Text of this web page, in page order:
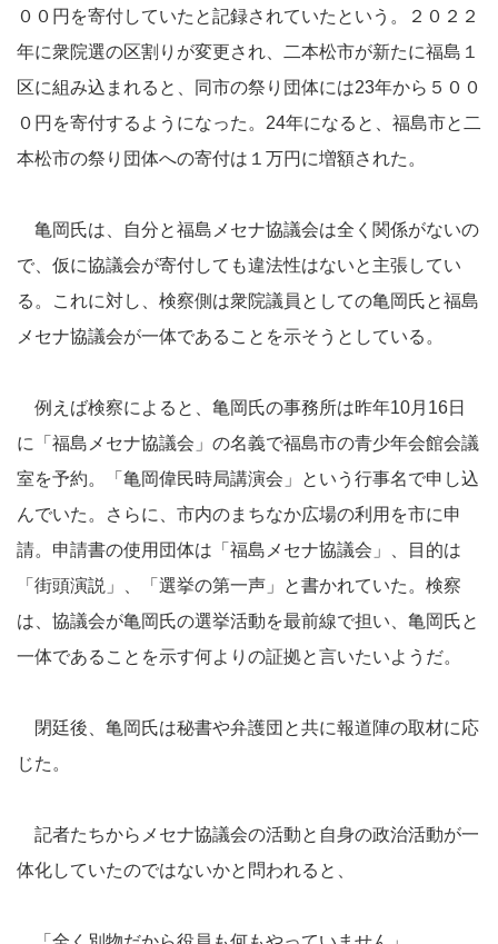
００円を寄付していたと記録されていたという。２０２２
年に衆院選の区割りが変更され、二本松市が新たに福島１
区に組み込まれると、同市の祭り団体には23年から５００
０円を寄付するようになった。24年になると、福島市と二
本松市の祭り団体への寄付は１万円に増額された。
亀岡氏は、自分と福島メセナ協議会は全く関係がないの
で、仮に協議会が寄付しても違法性はないと主張してい
る。これに対し、検察側は衆院議員としての亀岡氏と福島
メセナ協議会が一体であることを示そうとしている。
例えば検察によると、亀岡氏の事務所は昨年10月16日
に「福島メセナ協議会」の名義で福島市の青少年会館会議
室を予約。「亀岡偉民時局講演会」という行事名で申し込
んでいた。さらに、市内のまちなか広場の利用を市に申
請。申請書の使用団体は「福島メセナ協議会」、目的は
「街頭演説」、「選挙の第一声」と書かれていた。検察
は、協議会が亀岡氏の選挙活動を最前線で担い、亀岡氏と
一体であることを示す何よりの証拠と言いたいようだ。
閉廷後、亀岡氏は秘書や弁護団と共に報道陣の取材に応
じた。
記者たちからメセナ協議会の活動と自身の政治活動が一
体化していたのではないかと問われると、